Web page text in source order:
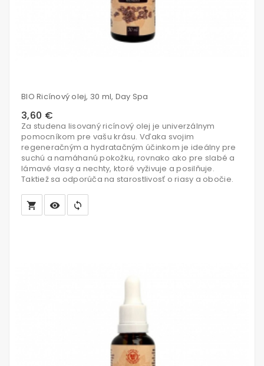
BIO Ricínový olej, 30 ml, Day Spa
3,60 €
Za studena lisovaný ricínový olej je univerzálnym
pomocníkom pre vašu krásu. Vďaka svojim
regeneračným a hydratačným účinkom je ideálny pre
suchú a namáhanú pokožku, rovnako ako pre slabé a
lámavé vlasy a nechty, ktoré vyživuje a posilňuje.
Taktiež sa odporúča na starostlivosť o riasy a obočie.
local_grocery_store visibility sync